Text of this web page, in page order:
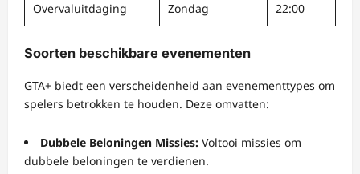
Overvaluitdaging
Zondag
22:00
Soorten beschikbare evenementen
GTA+ biedt een verscheidenheid aan evenementtypes om
spelers betrokken te houden. Deze omvatten:
Dubbele Beloningen Missies: Voltooi missies om
dubbele beloningen te verdienen.